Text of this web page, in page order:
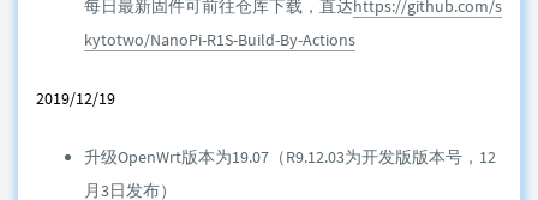
每日最新固件可前往仓库下载，直达https://github.com/s
kytotwo/NanoPi-R1S-Build-By-Actions
2019/12/19
升级OpenWrt版本为19.07（R9.12.03为开发版版本号，12
月3日发布）